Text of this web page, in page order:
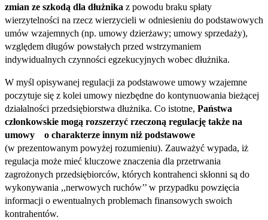
zmian ze szkodą dla dłużnika z powodu braku spłaty
wierzytelności na rzecz wierzycieli w odniesieniu do podstawowych
umów wzajemnych (np. umowy dzierżawy; umowy sprzedaży),
względem długów powstałych przed wstrzymaniem
indywidualnych czynności egzekucyjnych wobec dłużnika.
W myśl opisywanej regulacji za podstawowe umowy wzajemne
poczytuje się z kolei umowy niezbędne do kontynuowania bieżącej
działalności przedsiębiorstwa dłużnika. Co istotne, Państwa
członkowskie mogą rozszerzyć rzeczoną regulację także na
umowy o charakterze innym niż podstawowe
(w prezentowanym powyżej rozumieniu). Zauważyć wypada, iż
regulacja może mieć kluczowe znaczenia dla przetrwania
zagrożonych przedsiębiorców, których kontrahenci skłonni są do
wykonywania ,,nerwowych ruchów’’ w przypadku powzięcia
informacji o ewentualnych problemach finansowych swoich
kontrahentów.